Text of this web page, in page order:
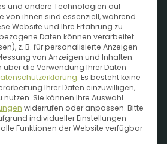
und andere Technologien auf
von ihnen sind essenziell, während
Website und Ihre Erfahrung zu
Daten können verarbeitet
z. B. für personalisierte Anzeigen
von Anzeigen und Inhalten.
die Verwendung Ihrer Daten
. Es besteht keine
Ihrer Daten einzuwilligen,
nutzen. Sie können Ihre Auswahl
widerrufen oder anpassen. Bitte
individueller Einstellungen
Funktionen der Website verfügbar